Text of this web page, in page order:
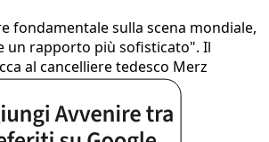
fondamentale sulla scena mondiale,
un rapporto più sofisticato". Il
al cancelliere tedesco Merz